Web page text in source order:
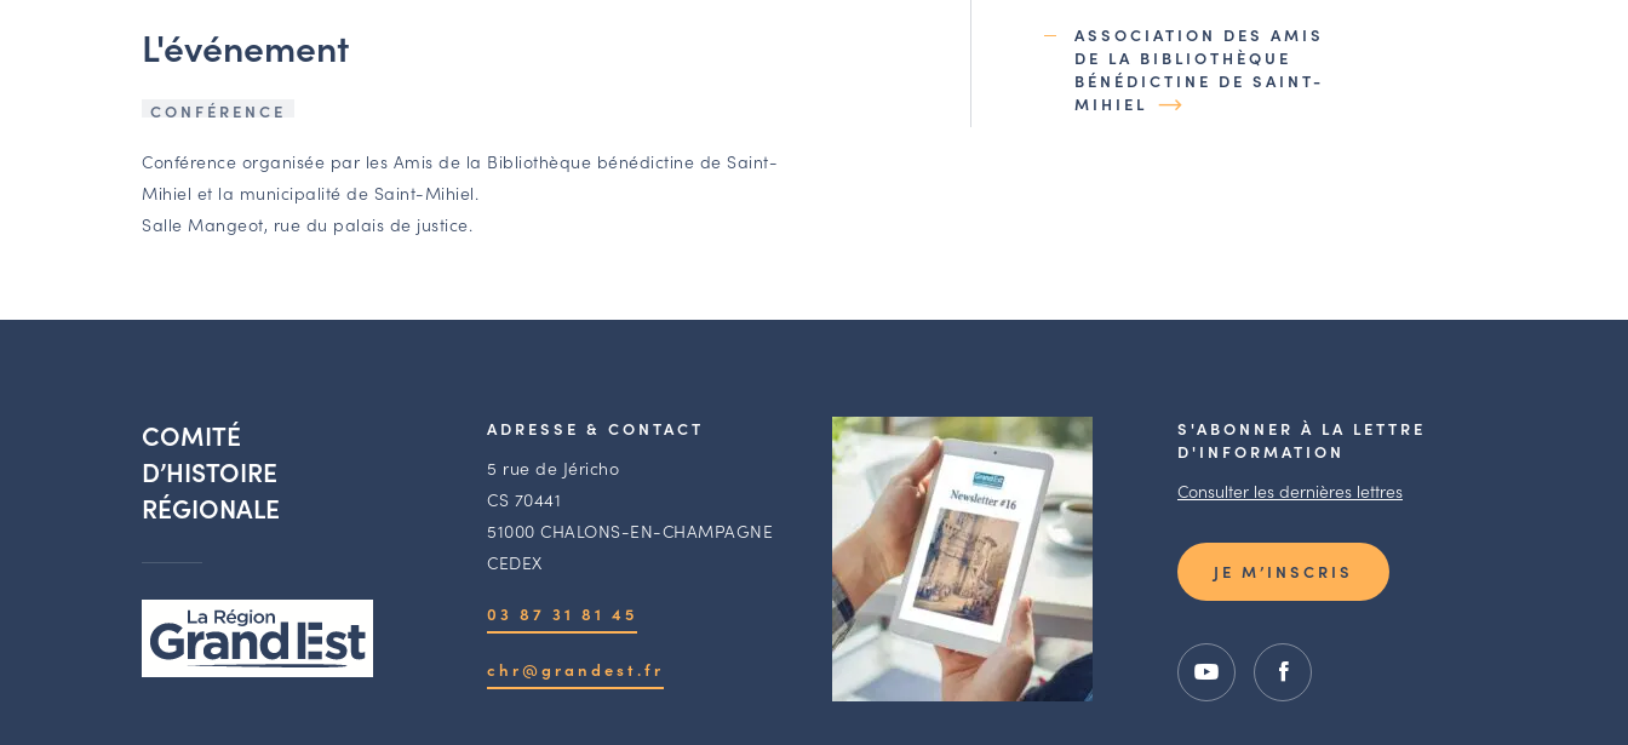
L'événement
CONFÉRENCE
Conférence organisée par les Amis de la Bibliothèque bénédictine de Saint-
Mihiel et la municipalité de Saint-Mihiel.
Salle Mangeot, rue du palais de justice.
ASSOCIATION DES AMIS
DE LA BIBLIOTHÈQUE
BÉNÉDICTINE DE SAINT-
MIHIEL
COMITÉ
D’HISTOIRE
RÉGIONALE
ADRESSE & CONTACT
5 rue de Jéricho
CS 70441
51000 CHALONS-EN-CHAMPAGNE
CEDEX
03 87 31 81 45
chr@grandest.fr
S'ABONNER À LA LETTRE
D'INFORMATION
Consulter les dernières lettres
JE M’INSCRIS